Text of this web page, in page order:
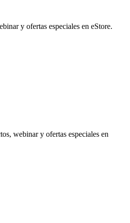
y ofertas especiales en eStore.
webinar y ofertas especiales en